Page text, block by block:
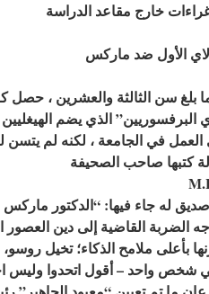
الأول ضد ماركس
بلغ سن الثالثة والعشرين ،
البرفسوريين” الذي يضم
العمل في الجامعة ، لكنه لم يتسن
كتبها صاحب الصحيفة
له جاء فيها: “الدكتور
الضربة القاضية إلى دين
بأعلى ملامح الذكاء؛ تخيل